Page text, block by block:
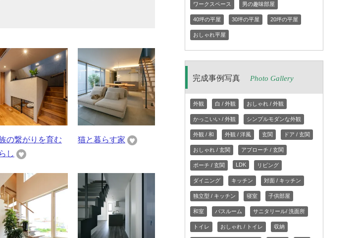
の繋がりを育む
し
猫と暮らす家
ワークスペース 男の趣味部屋
40坪の平屋 30坪の平屋 20坪の平屋
おしゃれ平屋
完成事例写真 Photo Gallery
外観 白 / 外観 おしゃれ / 外観
かっこいい / 外観 シンプルモダンな外観
外観 / 和 外観 / 洋風 玄関 ドア / 玄関
おしゃれ / 玄関 アプローチ / 玄関
ポーチ / 玄関 LDK リビング
ダイニング キッチン 対面 / キッチン
独立型 / キッチン 寝室 子供部屋
和室 バスルーム サニタリール/ 洗面所
トイレ おしゃれ / トイレ 収納